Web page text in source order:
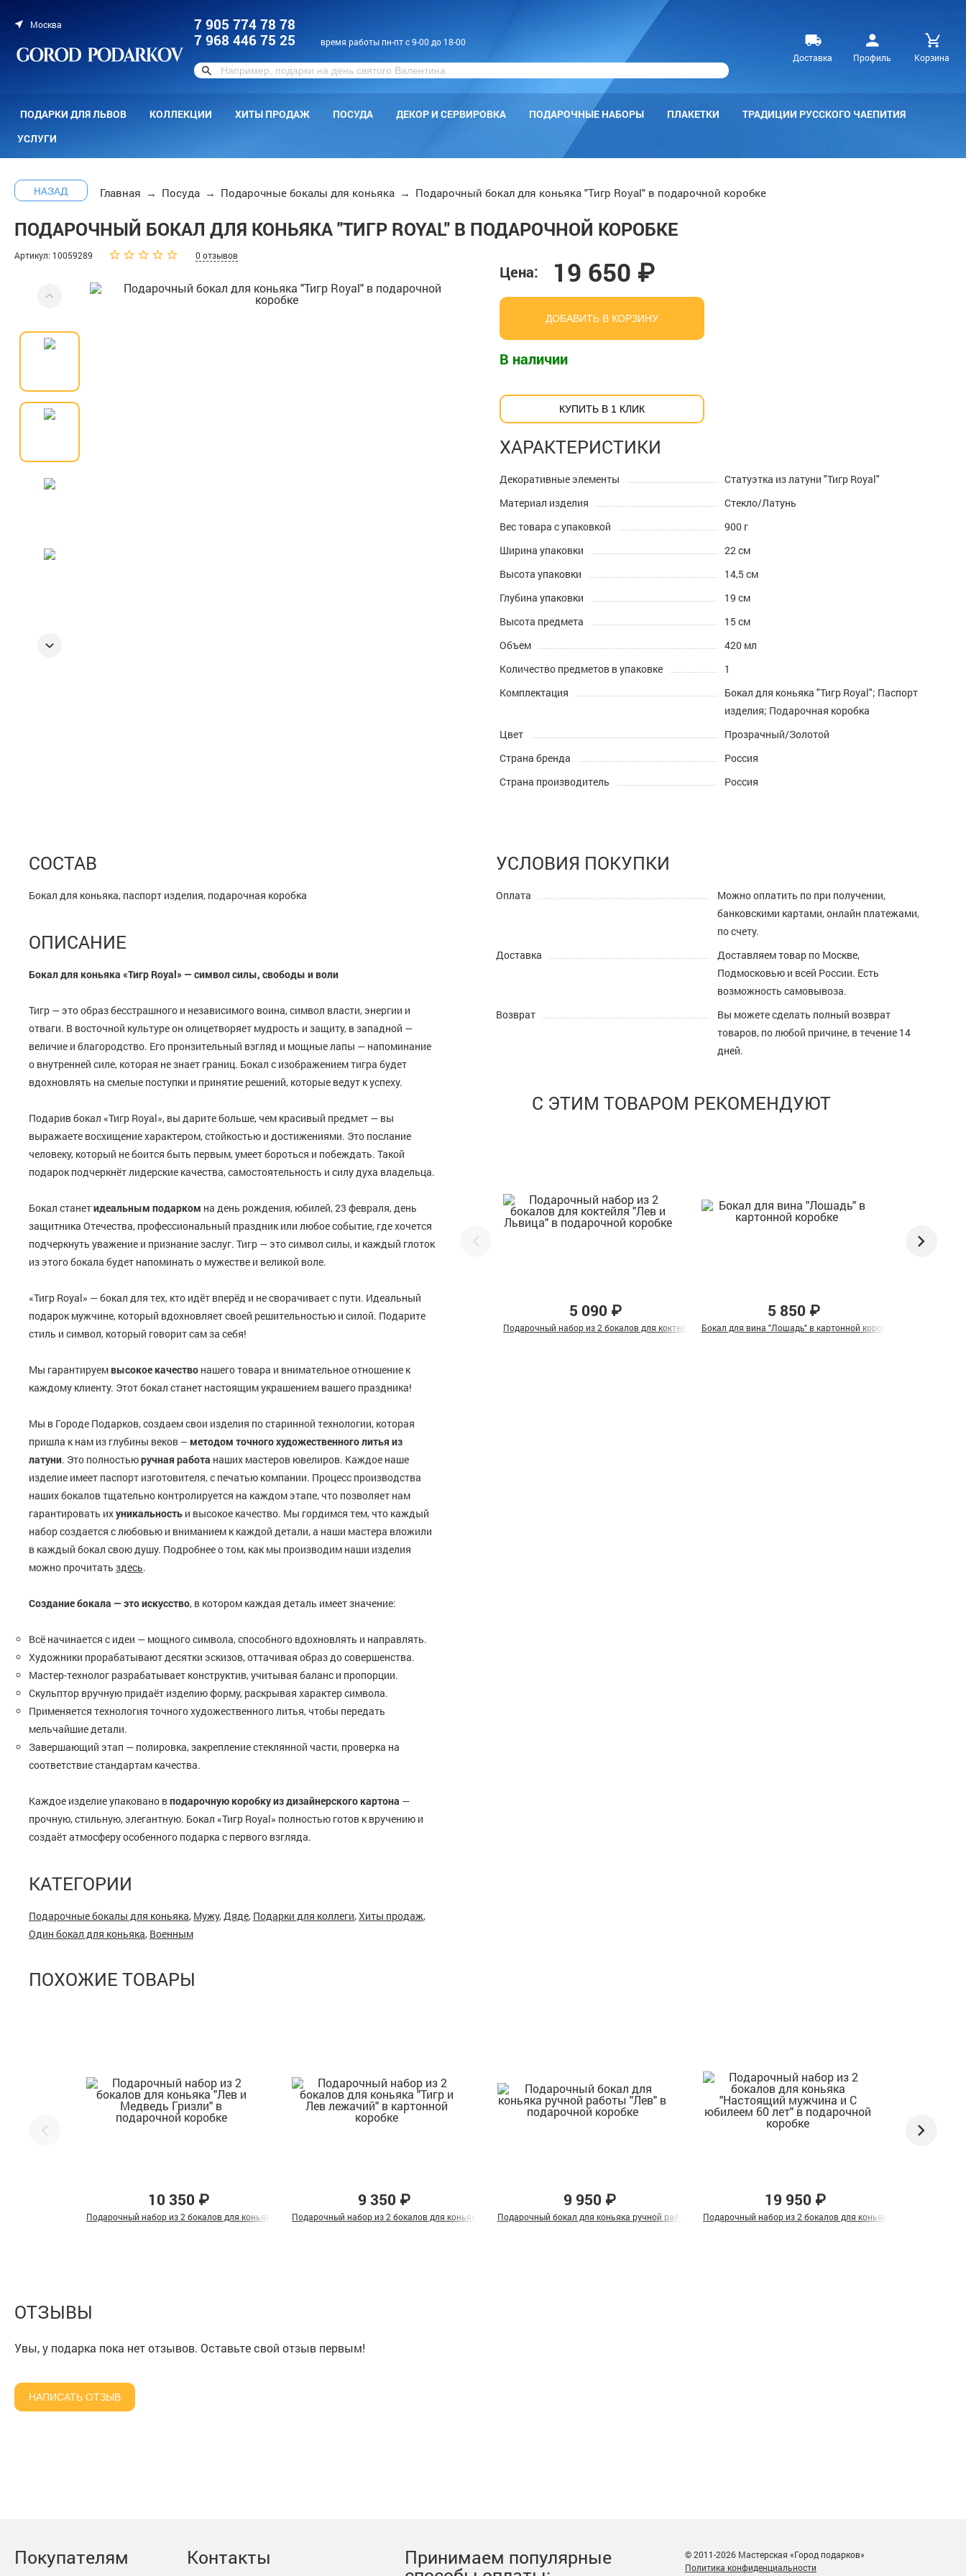
Москва
7 905 774 78 78
7 968 446 75 25
время работы пн-пт с 9-00 до 18-00
Доставка
Профиль Корзина
ПОДАРКИ ДЛЯ ЛЬВОВ КОЛЛЕКЦИИ ХИТЫ ПРОДАЖ ПОСУДА ДЕКОР И СЕРВИРОВКА ПОДАРОЧНЫЕ НАБОРЫ ПЛАКЕТКИ
ТРАДИЦИИ РУССКОГО ЧАЕПИТИЯ
УСЛУГИ
НАЗАД Главная → Посуда → Подарочные бокалы для коньяка → Подарочный бокал для коньяка "Тигр Royal" в подарочной коробке
ПОДАРОЧНЫЙ БОКАЛ ДЛЯ КОНЬЯКА "ТИГР ROYAL" В ПОДАРОЧНОЙ КОРОБКЕ
Артикул: 10059289 0 отзывов
Цена: 19 650 ₽
ДОБАВИТЬ В КОРЗИНУ
В наличии
КУПИТЬ В 1 КЛИК
ХАРАКТЕРИСТИКИ
Декоративные элементы
Статуэтка из латуни "Тигр Royal"
Материал изделия
Стекло/Латунь
Вес товара с упаковкой
900 г
Ширина упаковки
22 см
Высота упаковки
14,5 см
Глубина упаковки
19 см
Высота предмета
15 см
Объем
420 мл
Количество предметов в упаковке
1
Комплектация
Бокал для коньяка "Тигр Royal"; Паспорт
изделия; Подарочная коробка
Цвет
Прозрачный/Золотой
Страна бренда
Россия
Страна производитель
Россия
СОСТАВ
Бокал для коньяка, паспорт изделия, подарочная коробка
ОПИСАНИЕ
Бокал для коньяка «Тигр Royal» — символ силы, свободы и воли
Тигр — это образ бесстрашного и независимого воина, символ власти, энергии и
отваги. В восточной культуре он олицетворяет мудрость и защиту, в западной —
величие и благородство. Его пронзительный взгляд и мощные лапы — напоминание
о внутренней силе, которая не знает границ. Бокал с изображением тигра будет
вдохновлять на смелые поступки и принятие решений, которые ведут к успеху.
Подарив бокал «Тигр Royal», вы дарите больше, чем красивый предмет — вы
выражаете восхищение характером, стойкостью и достижениями. Это послание
человеку, который не боится быть первым, умеет бороться и побеждать. Такой
подарок подчеркнёт лидерские качества, самостоятельность и силу духа владельца.
Бокал станетидеальным подарком на день рождения, юбилей, 23 февраля, день
защитника Отечества, профессиональный праздник или любое событие, где хочется
подчеркнуть уважение и признание заслуг. Тигр — это символ силы, и каждый глоток
из этого бокала будет напоминать о мужестве и великой воле.
«Тигр Royal» — бокал для тех, кто идёт вперёд и не сворачивает с пути. Идеальный
подарок мужчине, который вдохновляет своей решительностью и силой. Подарите
стиль и символ, который говорит сам за себя!
Мы гарантируемвысокое качество нашего товара и внимательное отношение к
каждому клиенту. Этот бокал станет настоящим украшением вашего праздника!
Мы в Городе Подарков, создаем свои изделия по старинной технологии, которая
пришла к нам из глубины веков – методом точного художественного литья из
латуни. Это полностьюручная работа наших мастеров ювелиров. Каждое наше
изделие имеет паспорт изготовителя, с печатью компании. Процесс производства
наших бокалов тщательно контролируется на каждом этапе, что позволяет нам
гарантировать ихуникальность и высокое качество. Мы гордимся тем, что каждый
набор создается с любовью и вниманием к каждой детали, а наши мастера вложили
в каждый бокал свою душу. Подробнее о том, как мы производим наши изделия
можно прочитать здесь.
Создание бокала — это искусство, в котором каждая деталь имеет значение:
Всё начинается с идеи — мощного символа, способного вдохновлять и направлять.
Художники прорабатывают десятки эскизов, оттачивая образ до совершенства.
Мастер-технолог разрабатывает конструктив, учитывая баланс и пропорции.
Скульптор вручную придаёт изделию форму, раскрывая характер символа.
Применяется технология точного художественного литья, чтобы передать
мельчайшие детали.
Завершающий этап — полировка, закрепление стеклянной части, проверка на
соответствие стандартам качества.
Каждое изделие упаковано вподарочную коробку из дизайнерского картона —
прочную, стильную, элегантную. Бокал «Тигр Royal» полностью готов к вручению и
создаёт атмосферу особенного подарка с первого взгляда.
КАТЕГОРИИ
Подарочные бокалы для коньяка, Мужу,Дяде, Подарки для коллеги,Хиты продаж,
Один бокал для коньяка, Военным
УСЛОВИЯ ПОКУПКИ
Оплата
Можно оплатить по при получении,
банковскими картами, онлайн платежами,
по счету.
Доставка
Доставляем товар по Москве,
Подмосковью и всей России. Есть
возможность самовывоза.
Возврат
Вы можете сделать полный возврат
товаров, по любой причине, в течение 14
дней.
С ЭТИМ ТОВАРОМ РЕКОМЕНДУЮТ
5 090 ₽
Подарочный набор из 2 бокалов для коктейля "Лев и Львица" в подарочной коробке
5 850 ₽
Бокал для вина "Лошадь" в картонной коробке
ПОХОЖИЕ ТОВАРЫ
10 350 ₽
Подарочный набор из 2 бокалов для коньяка "Лев и Медведь Гризли" в подарочной коробке
9 350 ₽
Подарочный набор из 2 бокалов для коньяка "Тигр и Лев лежачий" в картонной коробке
9 950 ₽
Подарочный бокал для коньяка ручной работы "Лев" в подарочной коробке
19 950 ₽
Подарочный набор из 2 бокалов для коньяка "Настоящий
ОТЗЫВЫ
Увы, у подарка пока нет отзывов. Оставьте свой отзыв первым!
НАПИСАТЬ ОТЗЫВ
Покупателям Контакты Принимаем популярные
© 2011-2026 Мастерская «Город подарков»
Политика конфиденциальности